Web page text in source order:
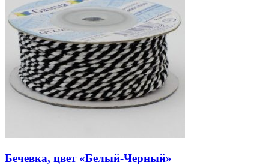
Бечевка, цвет «Белый-Черный»